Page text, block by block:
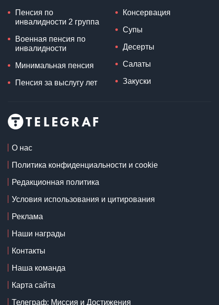
Пенсия по
инвалидности 2 группа
Военная пенсия по
инвалидности
Минимальная пенсия
Пенсия за выслугу лет
Консервация
Супы
Десерты
Салаты
Закуски
О нас
Политика конфиденциальности и cookie
Редакционная политика
Условия использования и цитирования
Реклама
Наши награды
Контакты
Наша команда
Карта сайта
Телеграф: Миссия и Достижения